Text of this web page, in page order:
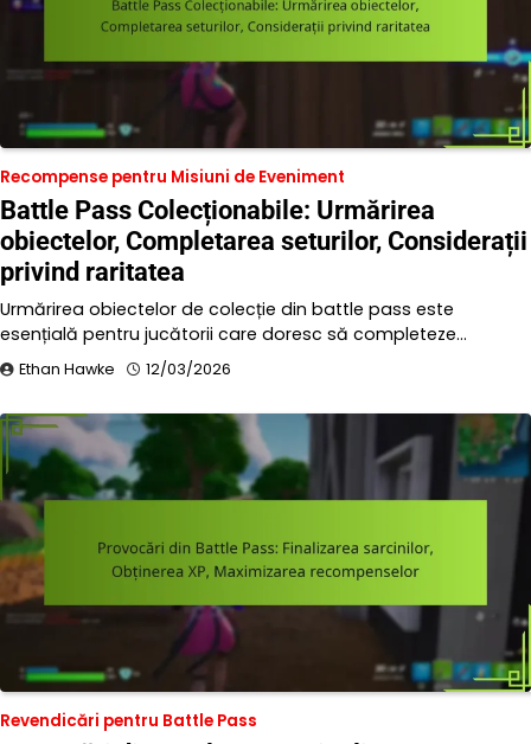
Recompense pentru Misiuni de Eveniment
Battle Pass Colecționabile: Urmărirea
obiectelor, Completarea seturilor, Considerații
privind raritatea
Urmărirea obiectelor de colecție din battle pass este
esențială pentru jucătorii care doresc să completeze…
Ethan Hawke 12/03/2026
Revendicări pentru Battle Pass